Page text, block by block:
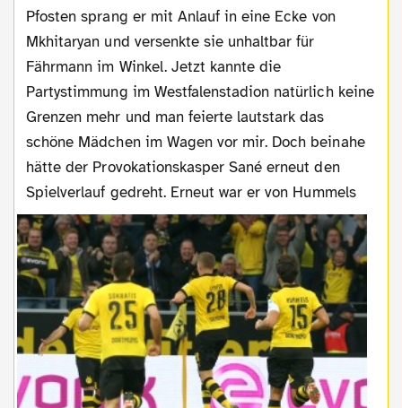
Pfosten sprang er mit Anlauf in eine Ecke von
Mkhitaryan und versenkte sie unhaltbar für
Fährmann im Winkel. Jetzt kannte die
Partystimmung im Westfalenstadion natürlich keine
Grenzen mehr und man feierte lautstark das
schöne Mädchen im Wagen vor mir. Doch beinahe
hätte der Provokationskasper Sané erneut den
Spielverlauf gedreht. Erneut war er von Hummels